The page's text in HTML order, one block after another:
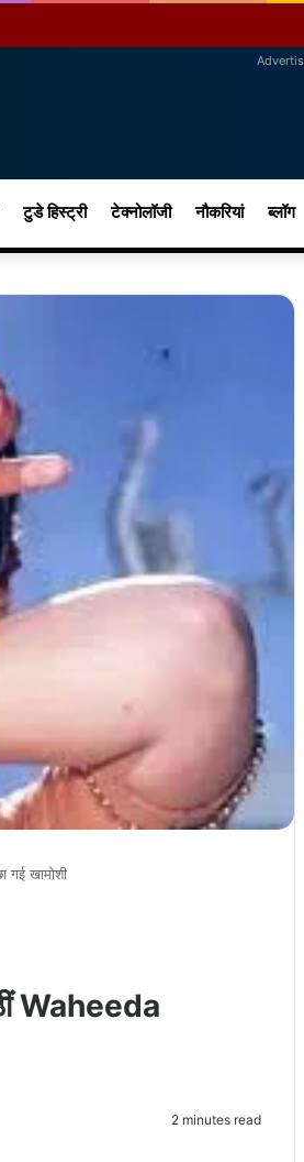
टुडे हिस्ट्री टेक्नोलॉजी नौकरियां ब्लॉग
खामोशी
Waheeda
2 minutes read